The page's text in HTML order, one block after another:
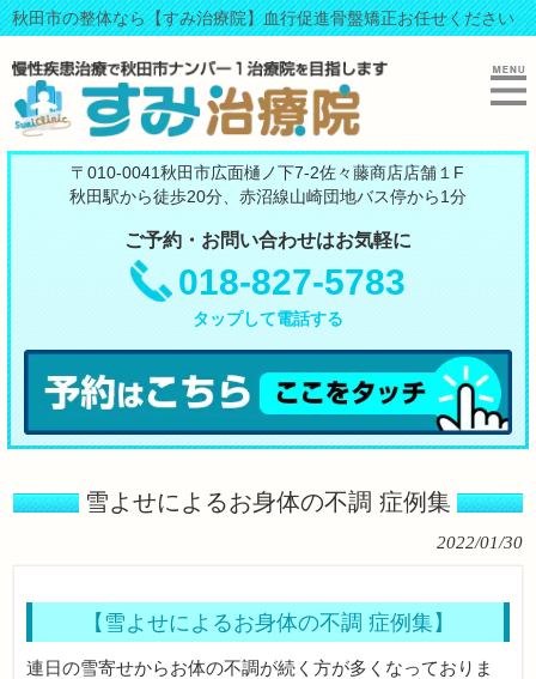
秋田市の整体なら【すみ治療院】血行促進骨盤矯正お任せください
〒010-0041秋田市広面樋ノ下7-2佐々藤商店店舗１F
秋田駅から徒歩20分、赤沼線山崎団地バス停から1分
ご予約・お問い合わせはお気軽に
018-827-5783
タップして電話する
雪よせによるお身体の不調 症例集
2022/01/30
【雪よせによるお身体の不調 症例集】
連日の雪寄せからお体の不調が続く方が多くなっておりま